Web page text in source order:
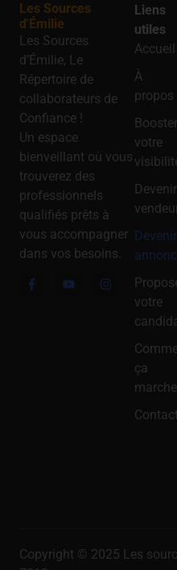
Les Sources
d'Émilie
Les Sources
d’Émilie, Le
Répertoire de
collaborateurs de
Confiance !
Un espace
bienveillant où vous
trouverez des
professionnels
qualifiés prêts à
vous accompagner
dans vos besoins.
Liens
utiles
Accueil
À
propos
Booster
votre
Devenir
Devenir
votre
ça
Contact
Copyright © 2025 Les